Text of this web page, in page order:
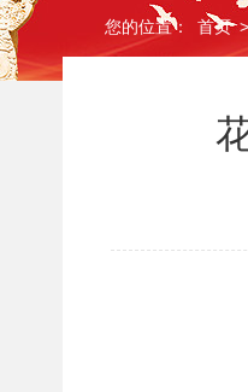
您的位置： 首页>